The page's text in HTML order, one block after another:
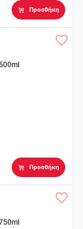
Προσθήκη
Προσθήκη